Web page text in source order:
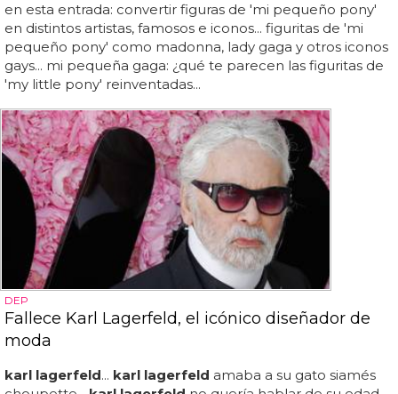
en esta entrada: convertir figuras de 'mi pequeño pony'
en distintos artistas, famosos e iconos... figuritas de 'mi
pequeño pony' como madonna, lady gaga y otros iconos
gays... mi pequeña gaga: ¿qué te parecen las figuritas de
'my little pony' reinventadas...
DEP
Fallece Karl Lagerfeld, el icónico diseñador de
moda
karl lagerfeld... karl lagerfeld amaba a su gato siamés